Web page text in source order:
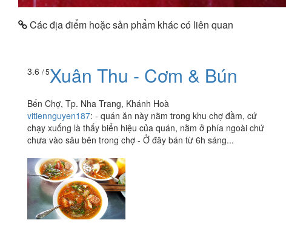
Các địa điểm hoặc sản phẩm khác có liên quan
3.6 / 5Xuân Thu - Cơm & Bún
Bến Chợ, Tp. Nha Trang, Khánh Hoà
vitiennguyen187: - quán ăn này nằm trong khu chợ đầm, cứ
chạy xuống là thấy biển hiệu của quán, nằm ở phía ngoài chứ
chưa vào sâu bên trong chợ - Ở đây bán từ 6h sáng...